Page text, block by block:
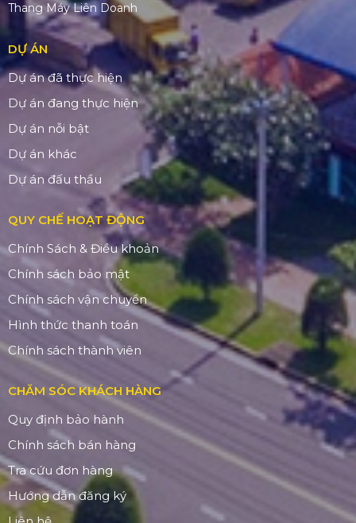
Thang Máy Liên Doanh
DỰ ÁN
Dự án đã thực hiện
Dự án đang thực hiện
Dự án nỗi bật
Dự án khác
Dự án đấu thầu
QUY CHẾ HOẠT ĐỘNG
Chính Sách & Điều khoản
Chính sách bảo mật
Chính sách vận chuyển
Hình thức thanh toán
Chính sách thành viên
CHĂM SÓC KHÁCH HÀNG
Quy định bảo hành
Chính sách bán hàng
Tra cứu đơn hàng
Hướng dẫn đăng ký